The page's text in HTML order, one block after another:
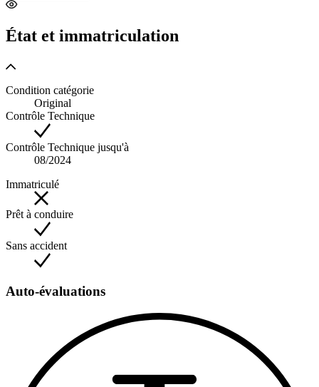
État et immatriculation
Condition catégorie
Original
Contrôle Technique
Contrôle Technique jusqu'à
08/2024
Immatriculé
Prêt à conduire
Sans accident
Auto-évaluations